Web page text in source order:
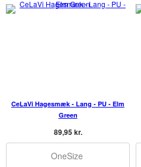
CeLaVi Hagesmæk - Lang - PU - Elm
Green
89,95 kr.
OneSize